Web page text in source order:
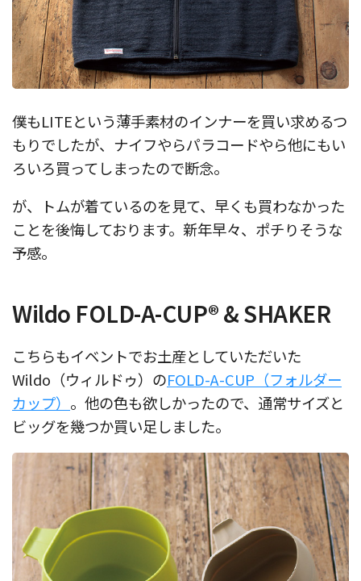
僕もLITEという薄手素材のインナーを買い求めるつ
もりでしたが、ナイフやらパラコードやら他にもい
ろいろ買ってしまったので断念。
が、トムが着ているのを見て、早くも買わなかった
ことを後悔しております。新年早々、ポチりそうな
予感。
Wildo FOLD-A-CUP® & SHAKER
こちらもイベントでお土産としていただいた
Wildo（ウィルドゥ）のFOLD-A-CUP（フォルダー
カップ） 。他の色も欲しかったので、通常サイズと
ビッグを幾つか買い足しました。